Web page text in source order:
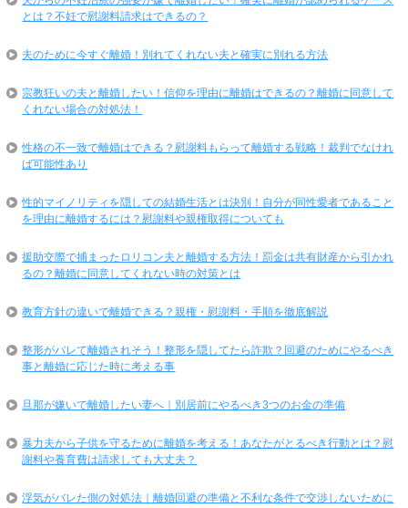
とは？不妊で慰謝料請求はできるの？
夫のために今すぐ離婚！別れてくれない夫と確実に別れる方法
宗教狂いの夫と離婚したい！信仰を理由に離婚はできるの？離婚に同意して
くれない場合の対処法！
性格の不一致で離婚はできる？慰謝料もらって離婚する戦略！裁判でなけれ
ば可能性あり
性的マイノリティを隠しての結婚生活とは決別！自分が同性愛者であること
を理由に離婚するには？慰謝料や親権取得についても
援助交際で捕まったロリコン夫と離婚する方法！罰金は共有財産から引かれ
るの？離婚に同意してくれない時の対策とは
教育方針の違いで離婚できる？親権・慰謝料・手順を徹底解説
整形がバレて離婚されそう！整形を隠してたら詐欺？回避のためにやるべき
事と離婚に応じた時に考える事
旦那が嫌いで離婚したい妻へ｜別居前にやるべき3つのお金の準備
暴力夫から子供を守るために離婚を考える！あなたがとるべき行動とは？慰
謝料や養育費は請求しても大丈夫？
浮気がバレた側の対処法｜離婚回避の準備と不利な条件で交渉しないために